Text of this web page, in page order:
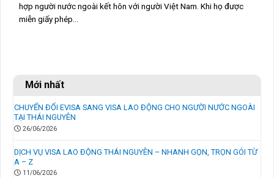
hợp người nước ngoài kết hôn với người Việt Nam. Khi họ được
miễn giấy phép...
Mới nhất
CHUYỂN ĐỔI EVISA SANG VISA LAO ĐỘNG CHO NGƯỜI NƯỚC NGOÀI
TẠI THÁI NGUYÊN
26/06/2026
DỊCH VỤ VISA LAO ĐỘNG THÁI NGUYÊN – NHANH GỌN, TRỌN GÓI TỪ
A – Z
11/06/2026